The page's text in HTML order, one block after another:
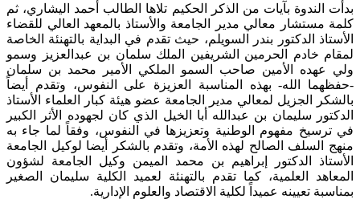
بدأت الندوة بآيات من الذكر الحكيم تلاها الطالب أحمد اليشاري، ثم
كلمة مستشار معالي مدير الجامعة والأستاذ بالمعهد العالي للقضاء
الأستاذ الدكتور بندر السويلم، حيث تقدم في البداية بالتهنئة الخاصة
لمقام خادم الحرمين الشريفين الملك سلمان بن عبدالعزيز وسمو
ولي عهده الأمين صاحب السمو الملكي الأمير محمد بن سلمان
-حفظهما الله- بهذه المناسبة العزيزة على النفوس، وتقدم أيضاً
بالشكر الجزيل لمعالي مدير الجامعة عضو هيئة كبار العلماء الأستاذ
الدكتور سليمان بن عبدالله أبا الخيل الذي كان لجهوده الأثر الكبير
في ترسيخ مفهوم الوطنية وتعزيزها في النفوس، وفقاً لما جاء به
منهج السلف الصالح لهذه الأمة، وتقدم بالشكر أيضا لوكيل الجامعة
الأستاذ الدكتور إبراهيم بن محمد الميمن وكيل الجامعة لشؤون
المعاهد العلمية، كما تقدم بالتهنئة لعميد الكلية سليمان الصغير
بمناسبة تعيينه عميداً لكلية الاقتصاد والعلوم الإدارية.